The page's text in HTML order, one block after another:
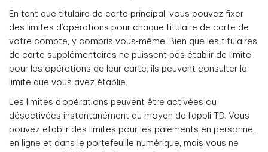
En tant que titulaire de carte principal, vous pouvez fixer
des limites d’opérations pour chaque titulaire de carte de
votre compte, y compris vous-même. Bien que les titulaires
de carte supplémentaires ne puissent pas établir de limite
pour les opérations de leur carte, ils peuvent consulter la
limite que vous avez établie.
Les limites d’opérations peuvent être activées ou
désactivées instantanément au moyen de l’appli TD. Vous
pouvez établir des limites pour les paiements en personne,
en ligne et dans le portefeuille numérique, mais vous ne